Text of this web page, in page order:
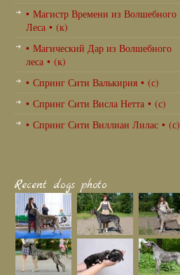
• Магистр Времени из Волшебного
Леса • (к)
• Магический Дар из Волшебного
леса • (к)
• Спринг Сити Валькирия • (с)
• Спринг Сити Висла Нетта • (с)
• Спринг Сити Виллиан Лилас • (с)
Recent dogs photo